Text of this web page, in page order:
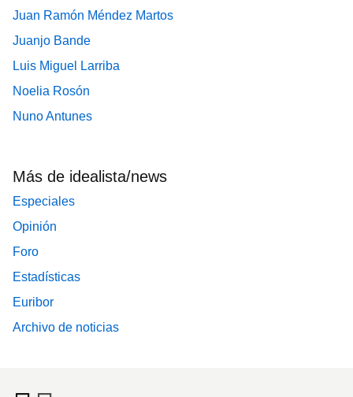
Juan Ramón Méndez Martos
Juanjo Bande
Luis Miguel Larriba
Noelia Rosón
Nuno Antunes
Más de idealista/news
Especiales
Opinión
Foro
Estadísticas
Euribor
Archivo de noticias